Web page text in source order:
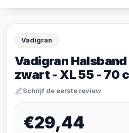
Vadigran
Vadigran
zwart - XL 55 - 70
Schrijf de eerste review
€29,44